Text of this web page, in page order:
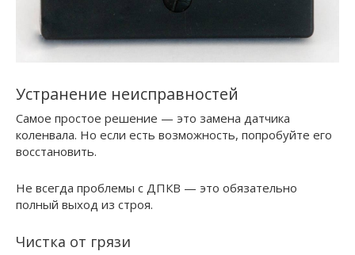
Устранение неисправностей
Самое простое решение — это замена датчика
коленвала. Но если есть возможность, попробуйте его
восстановить.
Не всегда проблемы с ДПКВ — это обязательно
полный выход из строя.
Чистка от грязи